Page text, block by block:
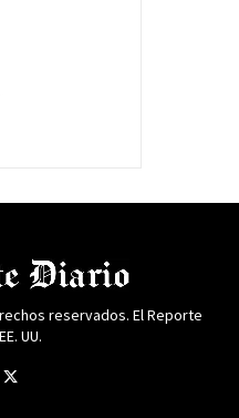
reservados. El Reporte
UU.